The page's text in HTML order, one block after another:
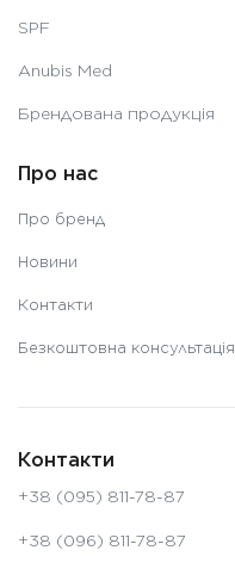
SPF
Anubis Med
Брендована продукція
Про нас
Про бренд
Новини
Контакти
Безкоштовна консультація
Контакти
+38 (095) 811-78-87
+38 (096) 811-78-87